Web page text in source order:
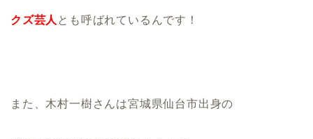
クズ芸人 とも呼ばれているんです！
また、木村一樹さんは宮城県仙台市出身の